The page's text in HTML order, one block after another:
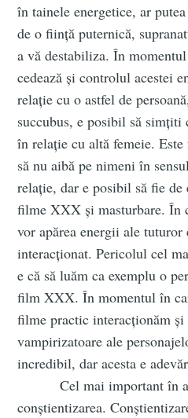
în tainele energetice, ar
de o ființă puternică,
a vă destabiliza. În
cedează și controlul acestei
relație cu o astfel de
succubus, e posibil să simțiti
în relație cu altă femeie.
să nu aibă pe nimeni în
relație, dar e posibil să fie de
filme XXX și masturbare. În
vor apărea energii ale
interacționat. Pericolul cel
e că să luăm ca exemplu o
film XXX. În momentul în
filme practic interacționăm
vampirizatoare ale
incredibil, dar acesta e
Cel mai important în
conștientizarea.